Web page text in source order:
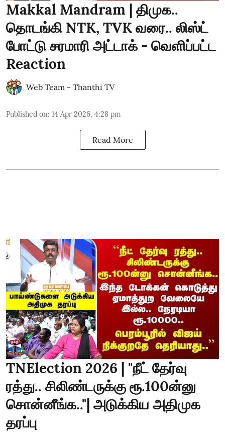
Makkal Mandram | திமுக..
தொடங்கி NTK, TVK வரை.. லிஸ்ட்
போட்டு சரமாரி அட்டாக் - வெளிப்பட்ட
Reaction
Web Team - Thanthi TV
Published on: 14 Apr 2026, 4:28 pm
Read More
TNElection 2026 | "நீட் தேர்வு
ரத்து.. சிலிண்டருக்கு ரூ.100ன்னு
சொன்னீங்க.."| அடுக்கிய அதிமுக
தரப்பு